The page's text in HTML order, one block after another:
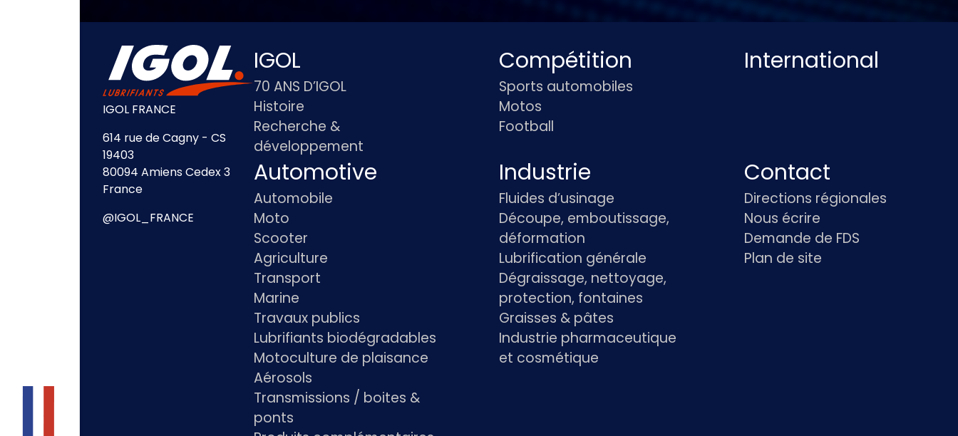
IGOL FRANCE
614 rue de Cagny - CS
19403
80094 Amiens Cedex 3
France
@IGOL_FRANCE
IGOL
70 ANS D’IGOL
Histoire
Recherche &
développement
Compétition
Sports automobiles
Motos
Football
International
Automotive
Automobile
Moto
Scooter
Agriculture
Transport
Marine
Travaux publics
Lubrifiants biodégradables
Motoculture de plaisance
Aérosols
Transmissions / boites &
ponts
Industrie
Fluides d’usinage
Découpe, emboutissage,
déformation
Lubrification générale
Dégraissage, nettoyage,
protection, fontaines
Graisses & pâtes
Industrie pharmaceutique
et cosmétique
Contact
Directions régionales
Nous écrire
Demande de FDS
Plan de site